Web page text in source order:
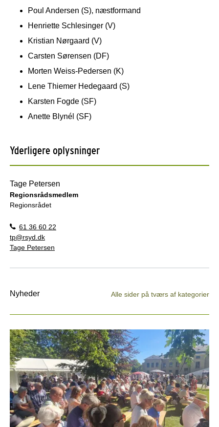
Poul Andersen (S), næstformand
Henriette Schlesinger (V)
Kristian Nørgaard (V)
Carsten Sørensen (DF)
Morten Weiss-Pedersen (K)
Lene Thiemer Hedegaard (S)
Karsten Fogde (SF)
Anette Blynél (SF)
Yderligere oplysninger
Tage Petersen
Regionsrådsmedlem
Regionsrådet
61 36 60 22
tp@rsyd.dk
Tage Petersen
Nyheder Alle sider på tværs af kategorier